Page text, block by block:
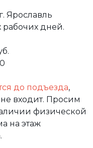
Ярославль
рабочих дней.
до подъезда,
не входит. Просим
физической
на этаж